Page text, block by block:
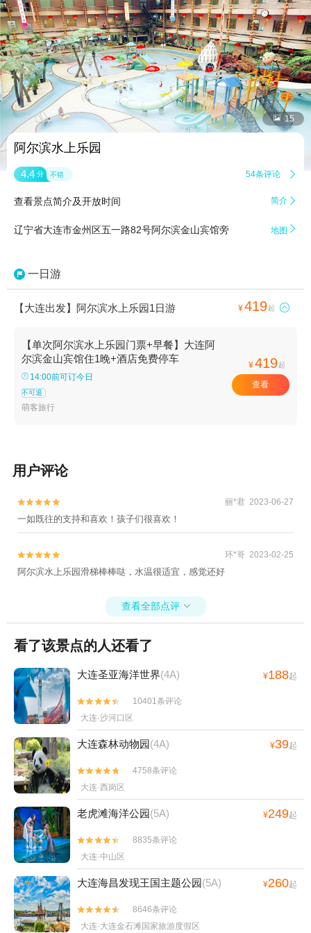
 15
阿尔滨水上乐园
4.4 分 不错 54条评论 
查看景点简介及开放时间 简介 
辽宁省大连市金州区五一路82号阿尔滨金山宾馆旁 地图 
一日游
【大连出发】阿尔滨水上乐园1日游 ¥419起 
【单次阿尔滨水上乐园门票+早餐】大连阿
尔滨金山宾馆住1晚+酒店免费停车
14:00前可订今日
不可退
萌客旅行
¥419起
查看
用户评论

 丽*君 2023-06-27
一如既往的支持和喜欢！孩子们很喜欢！

 环*哥 2023-02-25
阿尔滨水上乐园滑梯棒棒哒，水温很适宜，感觉还好
查看全部点评 
看了该景点的人还看了
大连圣亚海洋世界(4A) ¥188起


10401条评论
大连·沙河口区
大连森林动物园(4A) ¥39起


4758条评论
大连·西岗区
老虎滩海洋公园(5A) ¥249起


8835条评论
大连·中山区
大连海昌发现王国主题公园(5A) ¥260起


8646条评论
大连·大连金石滩国家旅游度假区
